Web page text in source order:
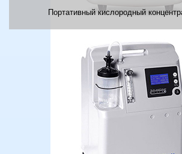
Портативный кислородный